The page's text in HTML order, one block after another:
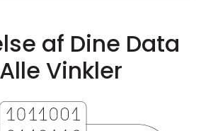
af Dine Data
Vinkler